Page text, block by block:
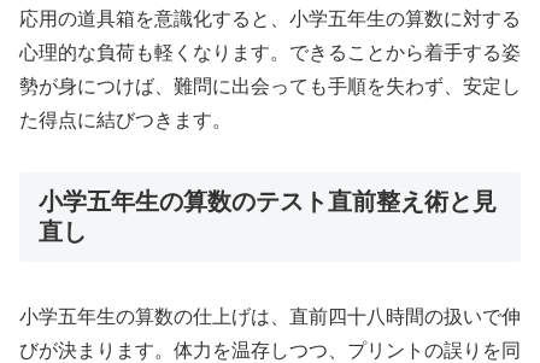
応用の道具箱を意識化すると、小学五年生の算数に対する
心理的な負荷も軽くなります。できることから着手する姿
勢が身につけば、難問に出会っても手順を失わず、安定し
た得点に結びつきます。
小学五年生の算数のテスト直前整え術と見
直し
小学五年生の算数の仕上げは、直前四十八時間の扱いで伸
びが決まります。体力を温存しつつ、プリントの誤りを同